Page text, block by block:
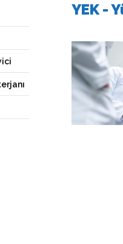
YEK -